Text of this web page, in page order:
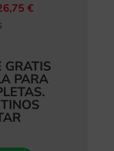
€
GRATIS
PARA